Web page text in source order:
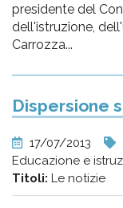
presidente del
dell'istruzione,
Carrozza...
Dispersione
17/07/2013
Educazione e
Titoli: Le notizie